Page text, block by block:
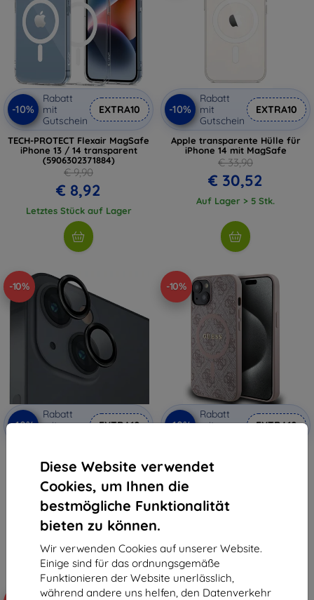
Diese Website verwendet
Cookies, um Ihnen die
bestmögliche Funktionalität
bieten zu können.
Wir verwenden Cookies auf unserer Website.
Einige sind für das ordnungsgemäße
Funktionieren der Website unerlässlich,
während andere uns helfen, den Datenverkehr
-10%
Rabatt
mit
Gutschein
EXTRA10
TECH-PROTECT Flexair MagSafe
iPhone 13 / 14 transparent
(5906302371884)
€ 9,90
€ 8,92
Letztes Stück auf Lager
-10%
Rabatt
mit
Gutschein
EXTRA10
Apple transparente Hülle für
iPhone 14 mit MagSafe
€ 33,90
€ 30,52
Auf Lager > 5 Stk.
-10%
-10%
Rabatt
mit
EXTRA10
Kameraobjektivschutz iPhone 14
6.1" / 14 Plus 6.7" midnight black
mit Applikator (UNIQ-IP6.1-6.7M-
LENSBLK)
€ 14,90
€ 13,42
-10%
-10%
Rabatt
mit
EXTRA10
14 6,1" rosa Hardcase 4G
Collection Leder Metall Logo
MagSafe (GUHMP14SG4GFRP)
€ 26,90
€ 24,22